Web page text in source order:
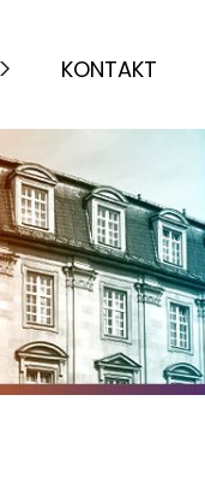
KONTAKT